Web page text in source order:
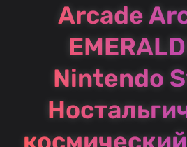
Arcade
Nintendo